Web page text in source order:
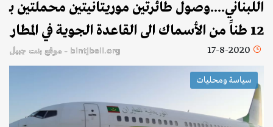
اللبناني....وصول طائرتين موريتانيتين محملتين بـ
12 طناً من الأسماك الى القاعدة الجوية في المطار
17-8-2020 bintjbeil.org - موقع بنت جبيل
سياسة ومحليات